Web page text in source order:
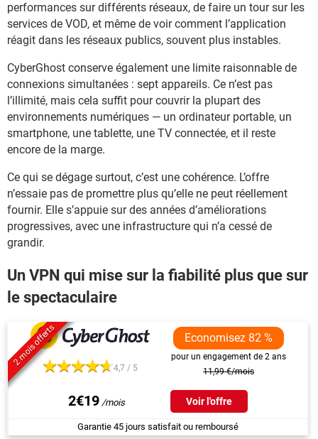
performances sur différents réseaux, de faire un tour sur les
services de VOD, et même de voir comment l’application
réagit dans les réseaux publics, souvent plus instables.
CyberGhost conserve également une limite raisonnable de
connexions simultanées : sept appareils. Ce n’est pas
l’illimité, mais cela suffit pour couvrir la plupart des
environnements numériques — un ordinateur portable, un
smartphone, une tablette, une TV connectée, et il reste
encore de la marge.
Ce qui se dégage surtout, c’est une cohérence. L’offre
n’essaie pas de promettre plus qu’elle ne peut réellement
fournir. Elle s’appuie sur des années d’améliorations
progressives, avec une infrastructure qui n’a cessé de
grandir.
Un VPN qui mise sur la fiabilité plus que sur
le spectaculaire
2 mois offerts
4,7 / 5
Economisez 82 %
pour un engagement de 2 ans
11,99 €/mois
2€19 Voir l'offre
Garantie 45 jours satisfait ou remboursé